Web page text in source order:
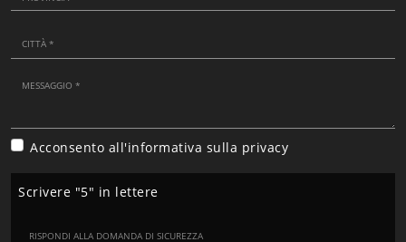
Acconsento all'informativa sulla privacy
Scrivere "5" in lettere